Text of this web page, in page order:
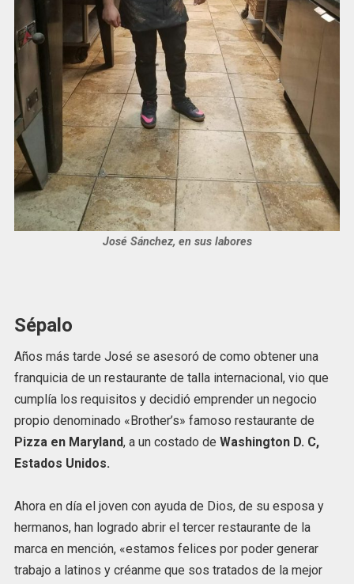
José Sánchez, en sus labores
Sépalo
Años más tarde José se asesoró de como obtener una
franquicia de un restaurante de talla internacional, vio que
cumplía los requisitos y decidió emprender un negocio
propio denominado «Brother’s» famoso restaurante de
Pizza en Maryland, a un costado de Washington D. C,
Estados Unidos.
Ahora en día el joven con ayuda de Dios, de su esposa y
hermanos, han logrado abrir el tercer restaurante de la
marca en mención, «estamos felices por poder generar
trabajo a latinos y créanme que sos tratados de la mejor